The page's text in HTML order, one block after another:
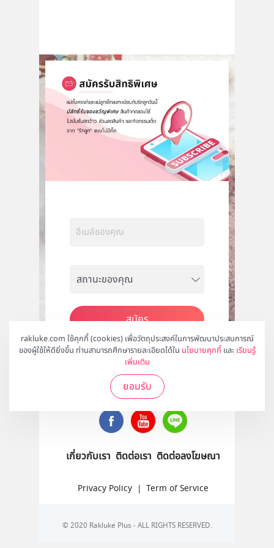
rakluke.com ใช้คุกกี้ (cookies) เพื่อวัตถุประสงค์ในการพัฒนาประสบการณ์
ของผู้ใช้ให้ดียิ่งขึ้น ท่านสามารถศึกษารายละเอียดได้ใน นโยบายคุกกี้ และ เรียนรู้
เพิ่มเติม
ยอมรับ
สมัคร
ติดตามเราได้ที่
เกี่ยวกับเรา ติดต่อเรา ติดต่อลงโฆษณา
Privacy Policy | Term of Service
© 2020 Rakluke Plus - ALL RIGHTS RESERVED.